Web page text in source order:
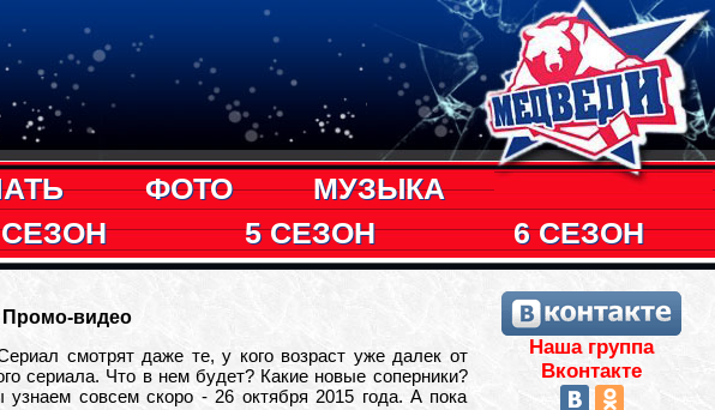
ФОТО
МУЗЫКА
5 СЕЗОН 6 СЕЗОН
Промо-видео
смотрят даже те, у кого возраст уже далек от
сериала. Что в нем будет? Какие новые соперники?
совсем скоро - 26 октября 2015 года. А пока
Наша группа
Вконтакте